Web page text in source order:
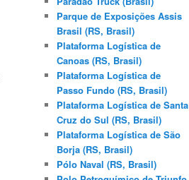
Parque de Exposições Assis
Brasil (RS, Brasil)
Plataforma Logística de
Canoas (RS, Brasil)
Plataforma Logística de
Passo Fundo (RS, Brasil)
Plataforma Logística de Santa
Cruz do Sul (RS, Brasil)
Plataforma Logística de São
Borja (RS, Brasil)
Pólo Naval (RS, Brasil)